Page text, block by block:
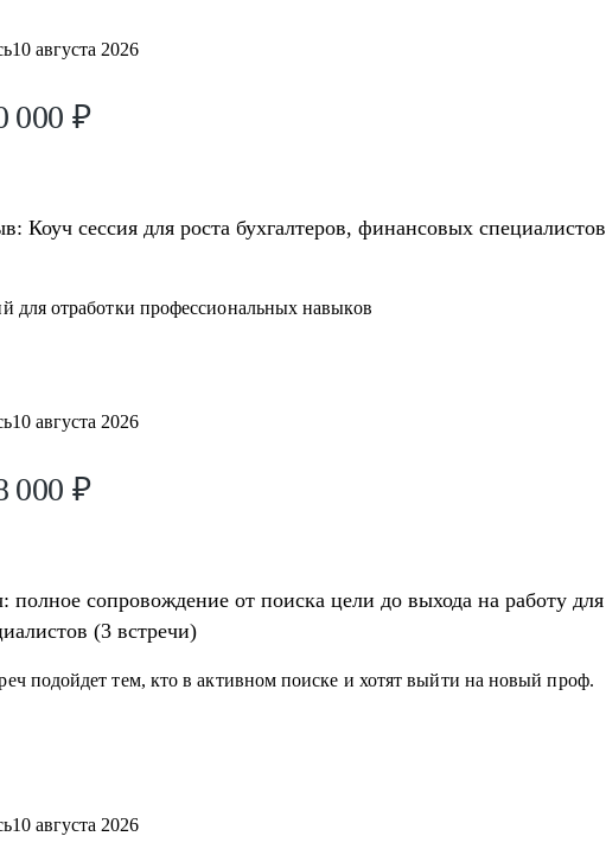
10 августа 2026
000 ₽
Коуч сессия для роста бухгалтеров, финансовых специалистов
для отработки профессиональных навыков
10 августа 2026
000 ₽
полное сопровождение от поиска цели до выхода на работу для
(3 встречи)
подойдет тем, кто в активном поиске и хотят выйти на новый проф.
10 августа 2026